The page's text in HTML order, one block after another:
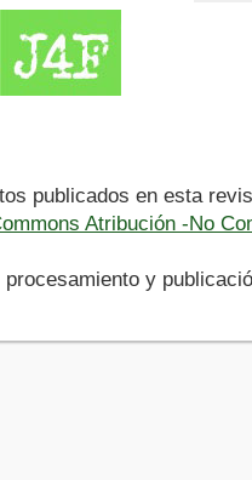
publicados en esta
Atribución -No
y